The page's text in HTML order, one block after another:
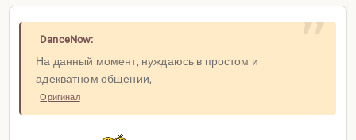
DanceNow:
На данный момент, нуждаюсь в простом и
адекватном общении,
Оригинал